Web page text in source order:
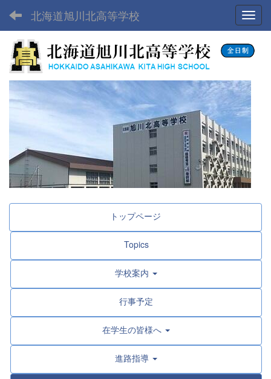
北海道旭川北高等学校
トップページ
Topics
学校案内
行事予定
在学生の皆様へ
進路指導